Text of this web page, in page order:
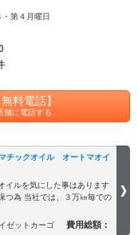
第４月曜日
無料電話】
舗に電話する
ックオイル オートマオイ
イルを気にした事はあります
つ為 当社では、３万㎞毎での
ゼットカーゴ 費用総額：